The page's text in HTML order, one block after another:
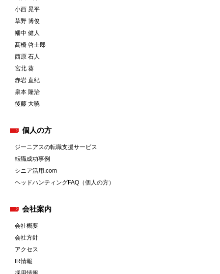
小西 晃平
草野 博俊
幡中 健人
髙橋 啓士郎
西原 石人
宮北 葵
赤岩 直紀
泉本 隆治
後藤 大暁
個人の方
ジーニアスの転職支援サービス
転職成功事例
シニア活用.com
ヘッドハンティングFAQ（個人の方）
会社案内
会社概要
会社方針
アクセス
IR情報